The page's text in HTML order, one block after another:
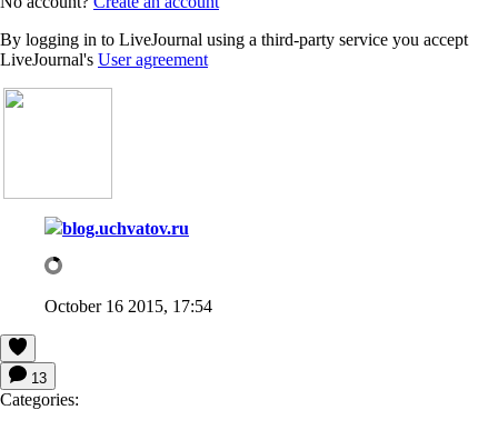
By logging in to LiveJournal using a third-party service you accept
LiveJournal's User agreement
blog.uchvatov.ru
October 16 2015, 17:54
13
Categories: